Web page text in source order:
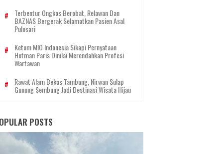
Terbentur Ongkos Berobat, Relawan Dan
BAZNAS Bergerak Selamatkan Pasien Asal
Pulosari
Ketum MIO Indonesia Sikapi Pernyataan
Hotman Paris Dinilai Merendahkan Profesi
Wartawan
Rawat Alam Bekas Tambang, Nirwan Sulap
Gunung Sembung Jadi Destinasi Wisata Hijau
POSTS